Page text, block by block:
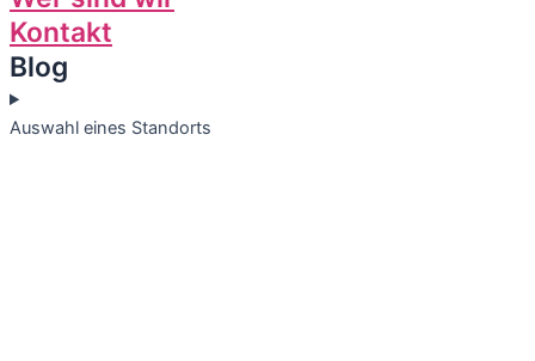
Kontakt
Blog
Auswahl eines Standorts